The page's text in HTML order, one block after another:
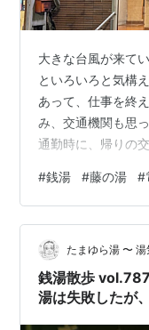
大きな台風が来て
といろいろと気構
あって、仕事を終
み、交通機関も思
通勤時に、帰りの
ないか。と仕事終
に乗り、東日本橋
東大島駅でバスに
を乗り継いで江東
外れてしまったが
らわれた看板。｢
#銭湯 #藤の湯 #
たまゆら湯 〜
銭湯散歩
湯は失敗したが